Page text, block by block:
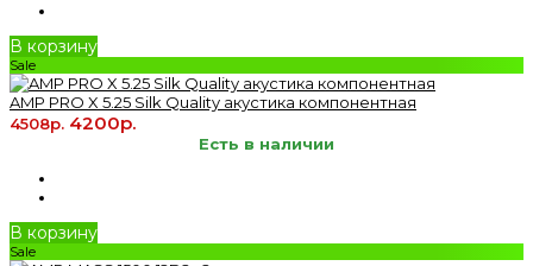
В корзину
Sale
AMP PRO X 5.25 Silk Quality акустика компонентная
4508р. 4200р.
Есть в наличии
В корзину
Sale